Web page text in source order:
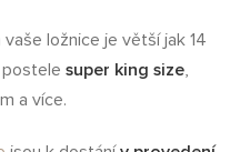
ložnice je větší jak 14
super king size,
a více.